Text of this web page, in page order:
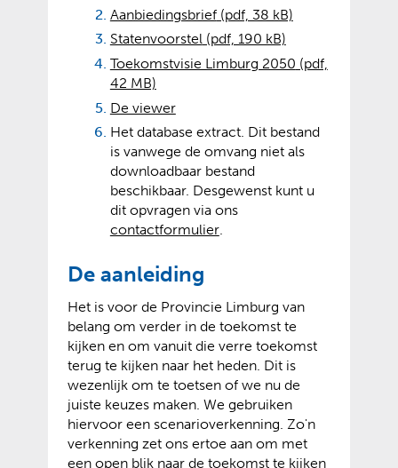
Aanbiedingsbrief(pdf, 38 kB)
Statenvoorstel(pdf, 190 kB)
Toekomstvisie Limburg 2050 (pdf,
42 MB)
De viewer(
v
e
r
w
i
j
t
n
a
a
r
e
e
n
a
n
d
(
o
p
e
n
t
e
t
e
r
n
e
w
e
b
s
i
t
Het database extract. Dit bestand
is vanwege de omvang niet als
downloadbaar bestand
beschikbaar. Desgewenst kunt u
dit opvragen via ons
contactformulier(
w
i
j
s
t
n
a
a
r
(
n
t
e
x
t
e
r
n
e
.
De aanleiding
Het is voor de Provincie Limburg van
belang om verder in de toekomst te
kijken en om vanuit die verre toekomst
terug te kijken naar het heden. Dit is
wezenlijk om te toetsen of we nu de
juiste keuzes maken. We gebruiken
hiervoor een scenarioverkenning. Zo'n
verkenning zet ons ertoe aan om met
een open blik naar de toekomst te kijken